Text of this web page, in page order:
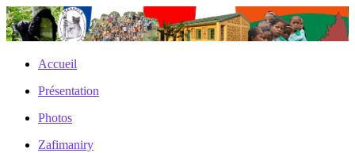
Accueil
Présentation
Photos
Zafimaniry